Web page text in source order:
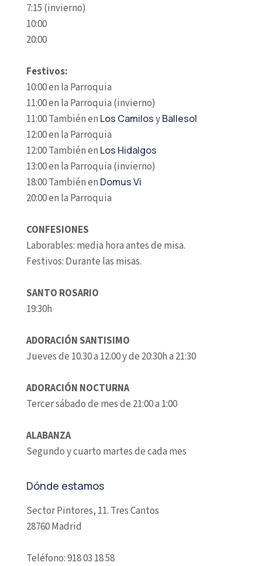
7:15 (invierno)
10:00
20:00
Festivos:
10:00 en la Parroquia
11:00 en la Parroquia (invierno)
11:00 También en Los CamilosyBallesol
12:00 en la Parroquia
12:00 También en Los Hidalgos
13:00 en la Parroquia (invierno)
18:00 También en Domus Vi
20:00 en la Parroquia
CONFESIONES
Laborables: media hora antes de misa.
Festivos: Durante las misas.
SANTO ROSARIO
19:30h
ADORACIÓN SANTISIMO
Jueves de 10.30 a 12.00 y de 20:30h a 21:30
ADORACIÓN NOCTURNA
Tercer sábado de mes de 21:00 a 1:00
ALABANZA
Segundo y cuarto martes de cada mes
Dónde estamos
Sector Pintores, 11. Tres Cantos
28760 Madrid
Teléfono: 918 03 18 58